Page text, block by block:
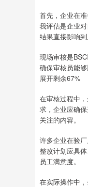
首先，企业在
我评估是企业
结果直接影响
现场审核是
确保审核员能
展开剩余67%
在审核过程中
求，企业应确
关注的内容。
许多企业在验
整改计划应具
员工满意度。
在实际操作中